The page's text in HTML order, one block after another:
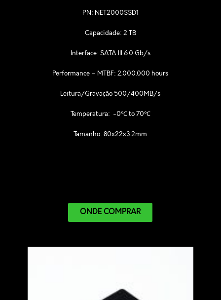
PN: NET2000SSD1
Capacidade: 2 TB
Interface: SATA III 6.0 Gb/s
Performance – MTBF: 2.000.000 hours
Leitura/Gravação 500/400MB/s
Temperatura: -0℃ to 70℃
Tamanho: 80x22x3.2mm
ONDE COMPRAR